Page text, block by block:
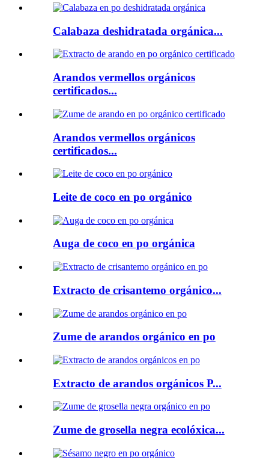
Calabaza deshidratada orgánica...
Arandos vermellos orgánicos
certificados...
Arandos vermellos orgánicos
certificados...
Leite de coco en po orgánico
Auga de coco en po orgánica
Extracto de crisantemo orgánico...
Zume de arandos orgánico en po
Extracto de arandos orgánicos P...
Zume de grosella negra ecolóxica...